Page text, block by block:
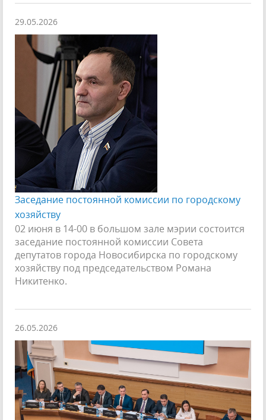
29.05.2026
Заседание постоянной комиссии по городскому
хозяйству
02 июня в 14-00 в большом зале мэрии состоится
заседание постоянной комиссии Совета
депутатов города Новосибирска по городскому
хозяйству под председательством Романа
Никитенко.
26.05.2026